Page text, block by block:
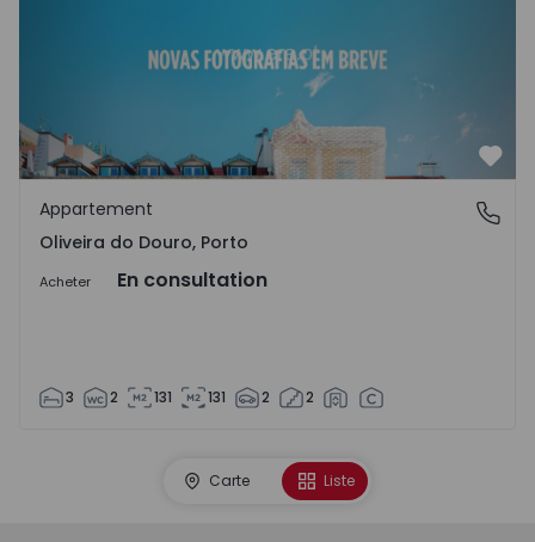
Oliveira do Douro, Porto
Appartement
Oliveira do Douro, Porto
Acheter En consultation
3 2 131 131 2 2
Carte Liste